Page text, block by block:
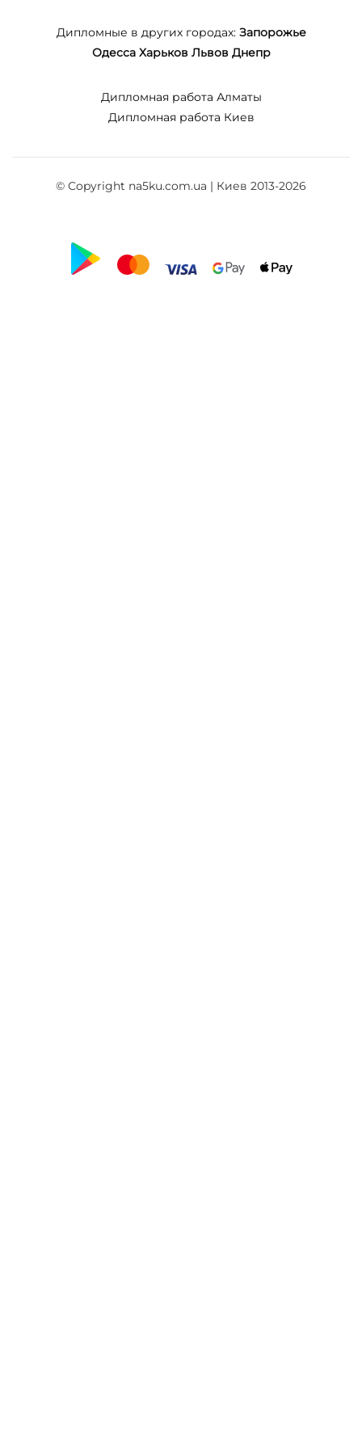
Дипломные в других городах: Запорожье
Одесса Харьков Львов Днепр
Дипломная работа Алматы
Дипломная работа Киев
© Copyright na5ku.com.ua | Киев 2013-2026